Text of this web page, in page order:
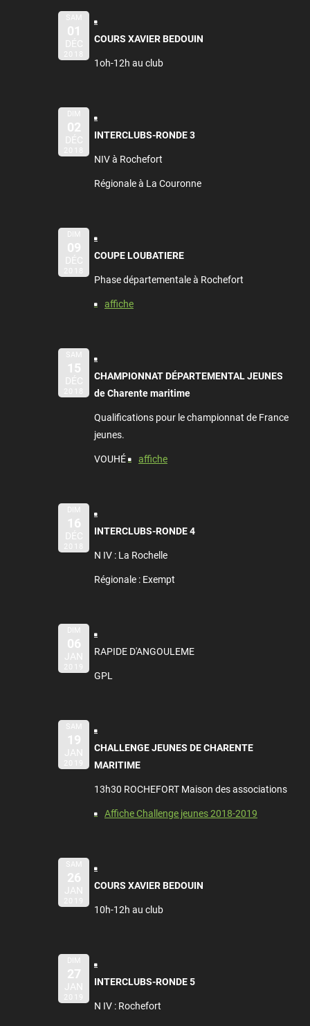
SAM
01
DÉC
2018
COURS XAVIER BEDOUIN
1oh-12h au club
DIM
02
DÉC
2018
INTERCLUBS-RONDE 3
NIV à Rochefort
Régionale à La Couronne
DIM
09
DÉC
2018
COUPE LOUBATIERE
Phase départementale à Rochefort
affiche
SAM
15
DÉC
2018
CHAMPIONNAT DÉPARTEMENTAL JEUNES
de Charente maritime
Qualifications pour le championnat de France
jeunes.
VOUHÉ affiche
DIM
16
DÉC
2018
INTERCLUBS-RONDE 4
N IV : La Rochelle
Régionale : Exempt
DIM
06
JAN
2019
RAPIDE D'ANGOULEME
GPL
SAM
19
JAN
2019
CHALLENGE JEUNES DE CHARENTE
MARITIME
13h30 ROCHEFORT Maison des associations
Affiche Challenge jeunes 2018-2019
SAM
26
JAN
2019
COURS XAVIER BEDOUIN
10h-12h au club
DIM
27
JAN
2019
INTERCLUBS-RONDE 5
N IV : Rochefort